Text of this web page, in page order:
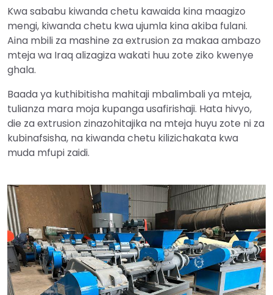
Kwa sababu kiwanda chetu kawaida kina maagizo
mengi, kiwanda chetu kwa ujumla kina akiba fulani.
Aina mbili za mashine za extrusion za makaa ambazo
mteja wa Iraq alizagiza wakati huu zote ziko kwenye
ghala.
Baada ya kuthibitisha mahitaji mbalimbali ya mteja,
tulianza mara moja kupanga usafirishaji. Hata hivyo,
die za extrusion zinazohitajika na mteja huyu zote ni za
kubinafsisha, na kiwanda chetu kilizichakata kwa
muda mfupi zaidi.